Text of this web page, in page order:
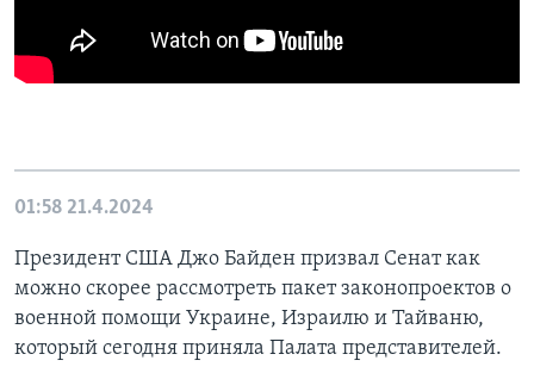
01:58 21.4.2024
Президент США Джо Байден призвал Сенат как
можно скорее рассмотреть пакет законопроектов о
военной помощи Украине, Израилю и Тайваню,
который сегодня приняла Палата представителей.